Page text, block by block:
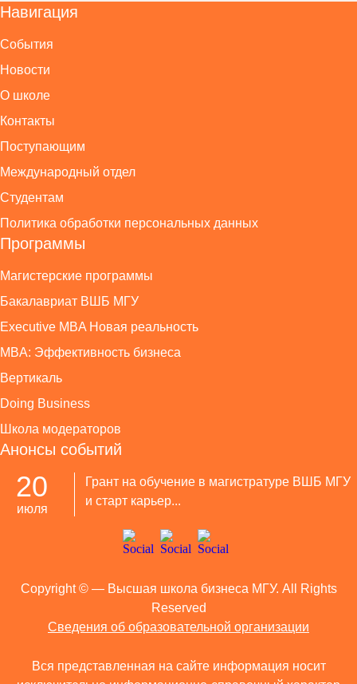
Навигация
События
Новости
О школе
Контакты
Поступающим
Международный отдел
Студентам
Политика обработки персональных данных
Программы
Магистерские программы
Бакалавриат ВШБ МГУ
Executive MBA Новая реальность
MBA: Эффективность бизнеса
Вертикаль
Doing Business
Школа модераторов
Анонсы событий
20
июля
Грант на обучение в магистратуре ВШБ МГУ
и старт карьер...
Copyright © — Высшая школа бизнеса МГУ. All Rights
Reserved
Сведения об образовательной организации
Вся представленная на сайте информация носит